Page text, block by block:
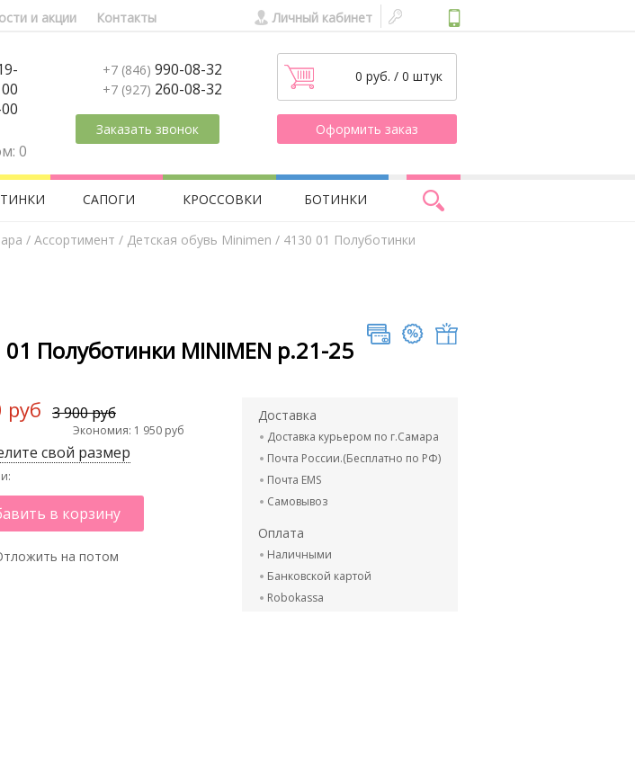
и акции Контакты Личный кабинет
00
0
+7 (846) 990-08-32
+7 (927) 260-08-32
Заказать звонок
0 руб. / 0 штук
Оформить заказ
САПОГИ КРОССОВКИ БОТИНКИ
/ Aссортимент / Детская обувь Minimen / 4130 01 Полуботинки
01 Полуботинки MINIMEN р.21-25
руб 3 900 руб
Экономия: 1 950 руб
свой размер
в корзину
на потом
Доставка
Доставка курьером по г.Самара
Почта России.(Бесплатно по РФ)
Почта EMS
Самовывоз
Оплата
Наличными
Банковской картой
Robokassa